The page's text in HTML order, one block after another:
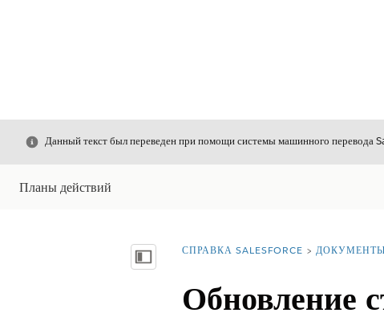
Закрыть
Данный текст был переведен при помощи системы машинного перевода
Планы действий
Показать содержание
Вы находитесь здесь:
СПРАВКА SALESFORCE ДОКУМЕНТЫ
Обновление